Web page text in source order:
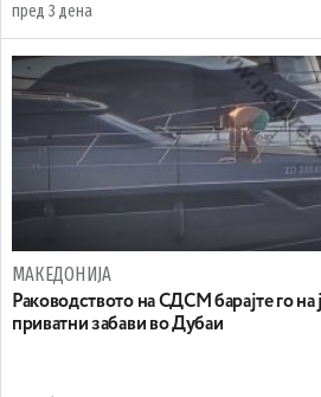
пред 3 дена
МАКЕДОНИЈА
Раководството на СДСМ барајте го на
приватни забави во Дубаи